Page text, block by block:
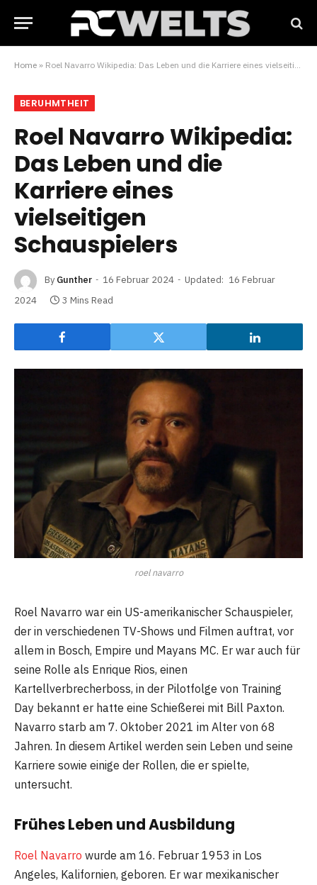
Home » Roel Navarro Wikipedia: Das Leben und die Karriere eines vielseitigen Schauspielers
BERUHMTHEIT
Roel Navarro Wikipedia:
Das Leben und die
Karriere eines
vielseitigen
Schauspielers
By Gunther 16 Februar 2024 Updated: 16 Februar
2024
3 Mins Read
roel navarro
Roel Navarro war ein US-amerikanischer Schauspieler,
der in verschiedenen TV-Shows und Filmen auftrat, vor
allem in Bosch, Empire und Mayans MC. Er war auch für
seine Rolle als Enrique Rios, einen
Kartellverbrecherboss, in der Pilotfolge von Training
Day bekannt er hatte eine Schießerei mit Bill Paxton.
Navarro starb am 7. Oktober 2021 im Alter von 68
Jahren. In diesem Artikel werden sein Leben und seine
Karriere sowie einige der Rollen, die er spielte,
untersucht.
Frühes Leben und Ausbildung
Roel Navarro wurde am 16. Februar 1953 in Los
Angeles, Kalifornien, geboren. Er war mexikanischer